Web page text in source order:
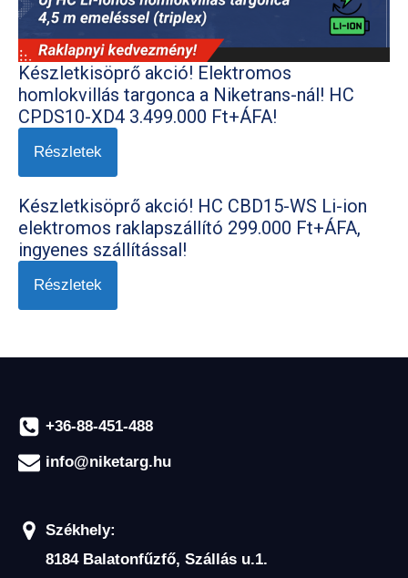
Készletkisöprő akció! Elektromos
homlokvillás targonca a Niketrans-nál! HC
CPDS10-XD4 3.499.000 Ft+ÁFA!
Részletek
Készletkisöprő akció! HC CBD15-WS Li-ion
elektromos raklapszállító 299.000 Ft+ÁFA,
ingyenes szállítással!
Részletek
+36-88-451-488
info@niketarg.hu
Székhely:
8184 Balatonfűzfő, Szállás u.1.